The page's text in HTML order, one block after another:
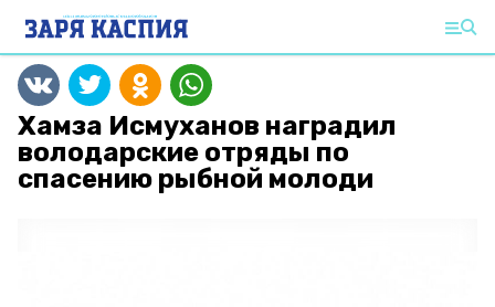
Хамза Исмуханов наградил
володарские отряды по
спасению рыбной молоди